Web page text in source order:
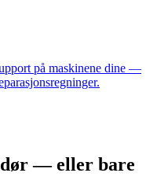
på maskinene dine —
— eller bare